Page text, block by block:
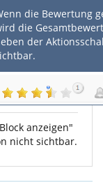
die Bewertung
die
der
anzeigen"
nicht sichtbar.